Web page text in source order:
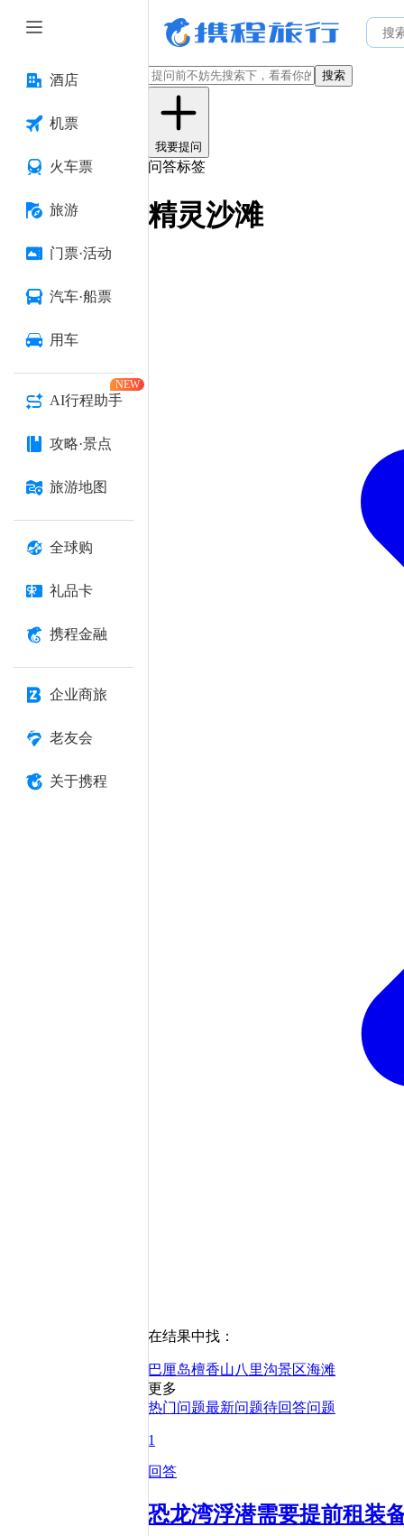
酒店
机票
火车票
旅游
门票·活动
汽车·船票
用车
AI行程助手
NEW
攻略·景点
旅游地图
全球购
礼品卡
携程金融
企业商旅
老友会
关于携程
搜索
我要提问
问答标签
精灵沙滩
在结果中找：
巴厘岛檀香山八里沟景区海滩
更多
热门问题最新问题待回答问题
1
回答
恐龙湾浮潜需要提前租装